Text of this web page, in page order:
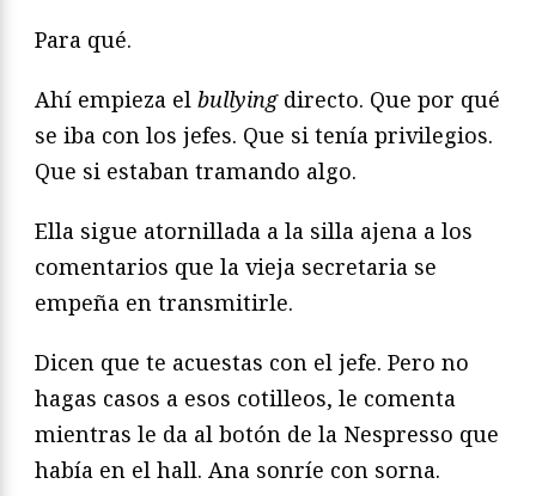
Para qué.
Ahí empieza el bullyingdirecto. Que por qué
se iba con los jefes. Que si tenía privilegios.
Que si estaban tramando algo.
Ella sigue atornillada a la silla ajena a los
comentarios que la vieja secretaria se
empeña en transmitirle.
Dicen que te acuestas con el jefe. Pero no
hagas casos a esos cotilleos, le comenta
mientras le da al botón de la Nespresso que
había en el hall. Ana sonríe con sorna.